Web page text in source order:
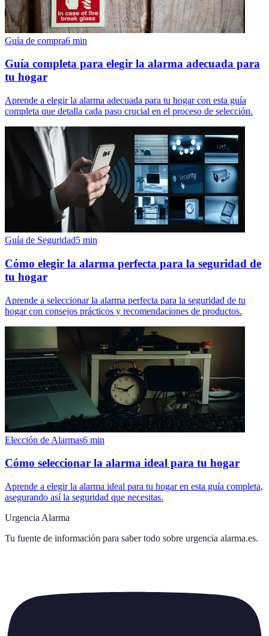
Guía de compra6 min
Guía completa para elegir la alarma adecuada para
tu hogar
Aprende a elegir la alarma adecuada para tu hogar con esta guía
completa que detalla cada paso crucial en el proceso de selección.
Guía de Seguridad5 min
Cómo elegir la alarma perfecta para la seguridad de
tu hogar
Aprende a seleccionar la alarma perfecta para la seguridad de tu
hogar con consejos prácticos y recomendaciones de productos.
Elección de Alarmas6 min
Cómo seleccionar la alarma ideal para tu hogar
Aprende a elegir la alarma ideal para tu hogar en esta guía completa,
asegurando así la seguridad que necesitas.
Urgencia Alarma
Tu fuente de información para saber todo sobre urgencia alarma.es.